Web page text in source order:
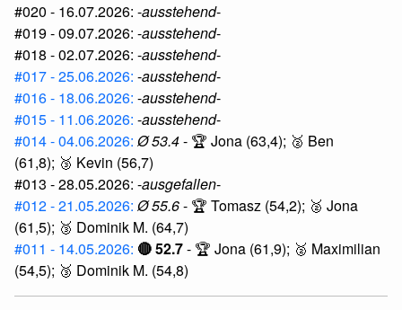
#020 - 16.07.2026: -ausstehend-
#019 - 09.07.2026: -ausstehend-
#018 - 02.07.2026: -ausstehend-
#017 - 25.06.2026: -ausstehend-
#016 - 18.06.2026: -ausstehend-
#015 - 11.06.2026: -ausstehend-
#014 - 04.06.2026: Ø 53.4- 🏆 Jona (63,4); 🥈 Ben
(61,8); 🥉 Kevin (56,7)
#013 - 28.05.2026: -ausgefallen-
#012 - 21.05.2026: Ø 55.6- 🏆 Tomasz (54,2); 🥈 Jona
(61,5); 🥉 Dominik M. (64,7)
#011 - 14.05.2026: 🔴 52.7- 🏆 Jona (61,9); 🥈 Maximilian
(54,5); 🥉 Dominik M. (54,8)